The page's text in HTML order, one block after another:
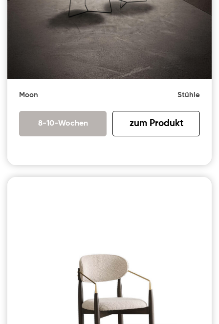
Moon Stühle
8-10-Wochen zum Produkt